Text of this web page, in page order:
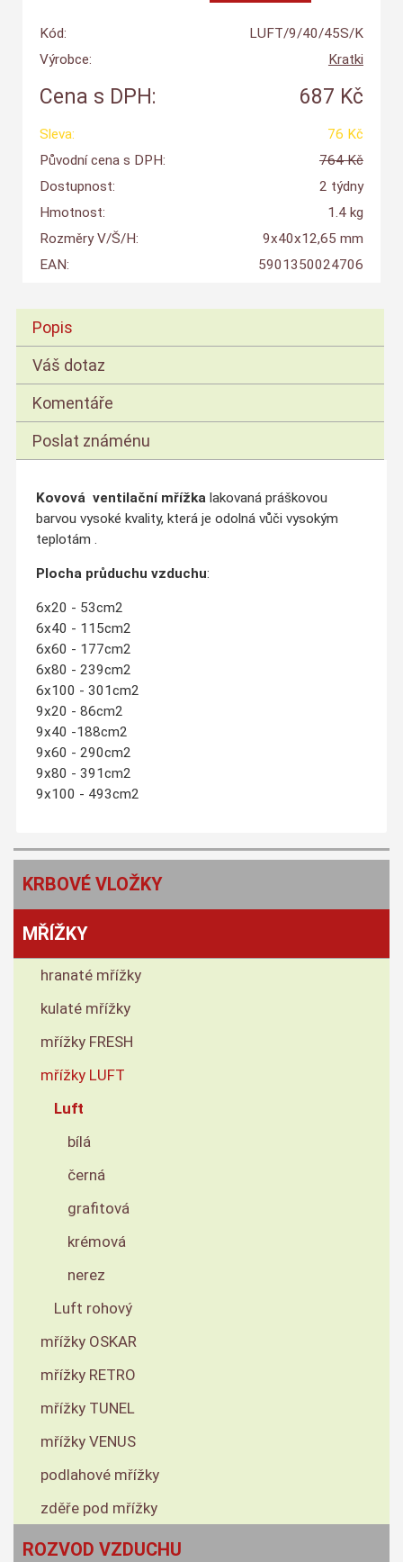
Kód:
LUFT/9/40/45S/K
Výrobce:
Kratki
Cena s DPH: 687 Kč
Sleva:
76 Kč
Původní cena s DPH:
764 Kč
Dostupnost:
2 týdny
Hmotnost:
1.4 kg
Rozměry V/Š/H:
9x40x12,65 mm
EAN:
5901350024706
Popis
Váš dotaz
Komentáře
Poslat známénu
Kovová ventilační mřížka lakovaná práškovou
barvou vysoké kvality, která je odolná vůči vysokým
teplotám .
Plocha průduchu vzduchu:
6x20 - 53cm2
6x40 - 115cm2
6x60 - 177cm2
6x80 - 239cm2
6x100 - 301cm2
9x20 - 86cm2
9x40 -188cm2
9x60 - 290cm2
9x80 - 391cm2
9x100 - 493cm2
KRBOVÉ VLOŽKY
MŘÍŽKY
hranaté mřížky
kulaté mřížky
mřížky FRESH
mřížky LUFT
Luft
bílá
černá
grafitová
krémová
nerez
Luft rohový
mřížky OSKAR
mřížky RETRO
mřížky TUNEL
mřížky VENUS
podlahové mřížky
zděře pod mřížky
ROZVOD VZDUCHU